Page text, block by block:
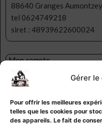
Gérer
Pour offrir les meilleures
telles que les cookies pour
des appareils. Le fait de
88640 Granges Aumontzey
tel 0624749218
siret : 48939622600024
Mon compte
Ma liste d’envies
Contact
Mentions légales
Politique de confidentialité